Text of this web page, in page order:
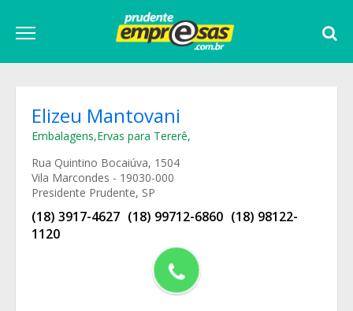
Elizeu Mantovani
Embalagens,Ervas para Tererê,
Rua Quintino Bocaiúva, 1504
Vila Marcondes - 19030-000
Presidente Prudente, SP
(18) 3917-4627 (18) 99712-6860 (18) 98122-
1120